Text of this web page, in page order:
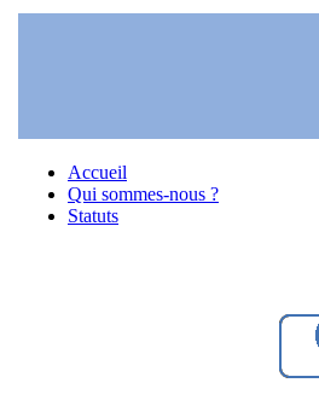
Accueil
Qui sommes-nous ?
Statuts